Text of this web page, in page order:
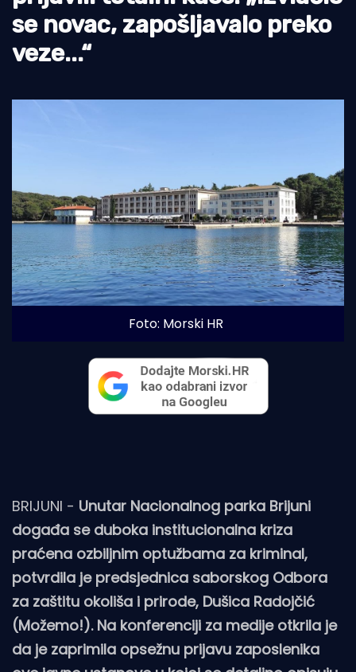
se novac, zapošljavalo preko
veze...“
Foto: Morski HR
BRIJUNI - Unutar Nacionalnog parka Brijuni
događa se duboka institucionalna kriza
praćena ozbiljnim optužbama za kriminal,
potvrdila je predsjednica saborskog Odbora
za zaštitu okoliša i prirode, Dušica Radojčić
(Možemo!). Na konferenciji za medije otkrila je
da je zaprimila opsežnu prijavu zaposlenika